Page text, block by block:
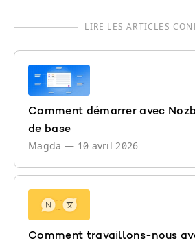
LIRE LES ARTICLES
Comment démarrer avec
de base
Magda — 10 avril 2026
Comment travaillons-nous